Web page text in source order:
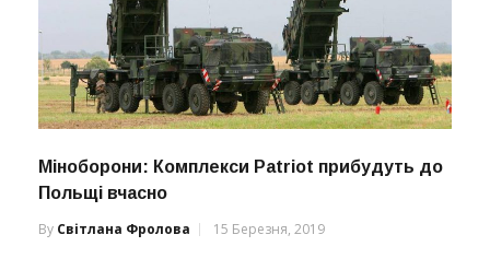
Міноборони: Комплекси Patriot прибудуть до
Польщі вчасно
By Світлана Фролова 15 Березня, 2019